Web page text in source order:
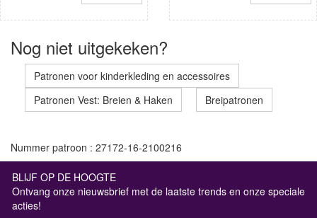
Nog niet uitgekeken?
Patronen voor kinderkleding en accessoires
Patronen Vest: Breien & Haken
Breipatronen
Nummer patroon : 27172-16-2100216
BLIJF OP DE HOOGTE
Ontvang onze nieuwsbrief met de laatste trends en onze speciale
acties!